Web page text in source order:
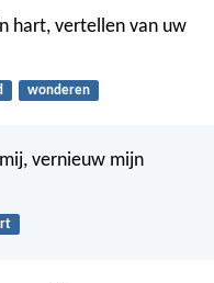
hart, vertellen van uw
wonderen
vernieuw mijn